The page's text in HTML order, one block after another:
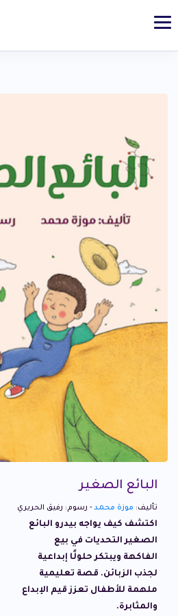
البائع الصغير
تأليف: موزة محمد - رسوم: رفيق الحريري
اكتشف كيف يواجه بيدرو البائع
الصغير التحديات في بيع
الفاكهة ويبتكر حلولًا إبداعية
لجذب الزبائن. قصة تعليمية
ملهمة للأطفال تعزز قيم الإبداع
والمثابرة.